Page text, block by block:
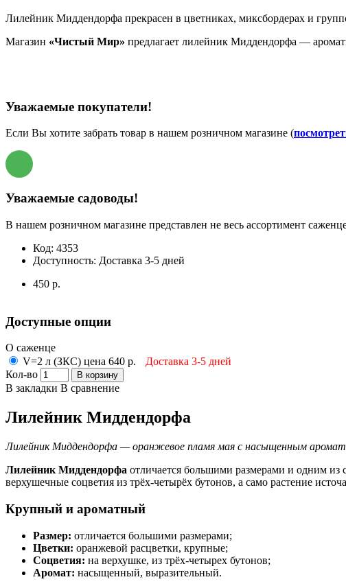
Лилейник Миддендорфа прекрасен в цветниках, миксбордерах и
Магазин «Чистый Мир» предлагает лилейник Миддендорфа —
Уважаемые покупатели!
Если Вы хотите забрать товар в нашем розничном магазине (
Уважаемые садоводы!
В нашем розничном магазине представлен не весь ассортимент
Код: 4353
Доступность: Доставка 3-5 дней
450 р.
Доступные опции
О саженце
V=2 л (ЗКС) цена 640 р.
Доставка 3-5 дней
Кол-во
В корзину
В закладки В сравнение
Лилейник Миддендорфа
Лилейник Миддендорфа — оранжевое пламя мая с насыщенным
Лилейник Миддендорфа отличается большими размерами и одним
верхушечные соцветия из трёх-четырёх бутонов, а само растение
Крупный и ароматный
Размер: отличается большими размерами;
Цветки: оранжевой расцветки, крупные;
Соцветия: на верхушке, из трёх-четырех бутонов;
Аромат: насыщенный, выразительный.